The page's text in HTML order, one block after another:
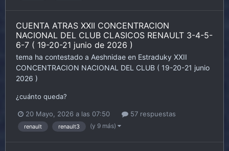
CUENTA ATRAS XXII CONCENTRACION
NACIONAL DEL CLUB CLASICOS RENAULT 3-4-5-
6-7 ( 19-20-21 junio de 2026 )
tema ha contestado a Aeshnidae en Estraduky XXII
CONCENTRACION NACIONAL DEL CLUB ( 19-20-21 junio
2026 )
¿cuánto queda?
20 Mayo, 2026 a las 07:50 57 respuestas
renault renault3 (y 9 más)